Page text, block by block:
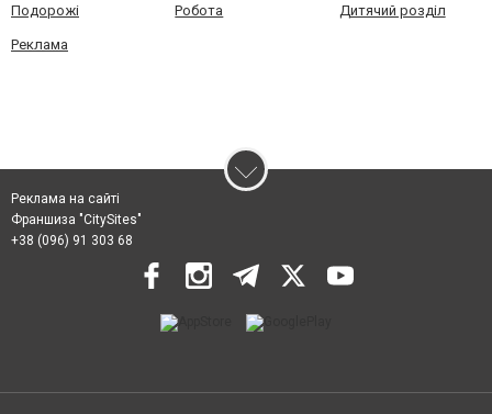
Подорожі Робота Дитячий розділ
Реклама
Реклама на сайті
Франшиза "CitySites"
+38 (096) 91 303 68